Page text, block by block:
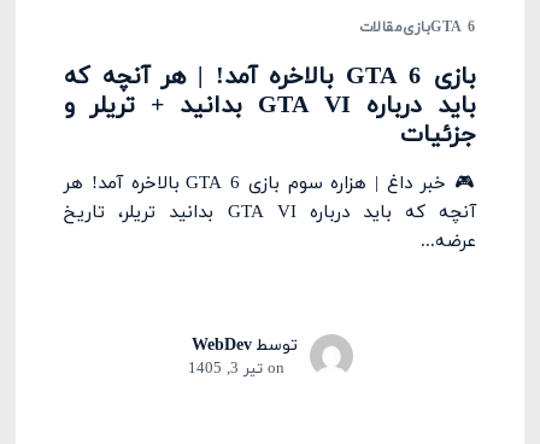
GTA 6بازیمقالات
بازی GTA 6 بالاخره آمد! | هر آنچه که
باید درباره GTA VI بدانید + تریلر و
جزئیات
🎮 خبر داغ | هزاره سوم بازی GTA 6 بالاخره آمد! هر
آنچه که باید درباره GTA VI بدانید تریلر، تاریخ
عرضه...
توسطWebDev
on تیر 3, 1405